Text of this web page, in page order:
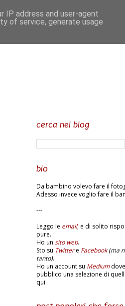
cerca nel blog
bio
Da bambino volevo fare il
Adesso invece voglio fare il
---
Leggo le email, e di solito
pure.
Ho un sito web.
Sto su Twitter e Facebook(ma
tanto).
Ho un account su Mediumdove
pubblico una selezione di
qui.
IP address and user-agent
of service, generate usage